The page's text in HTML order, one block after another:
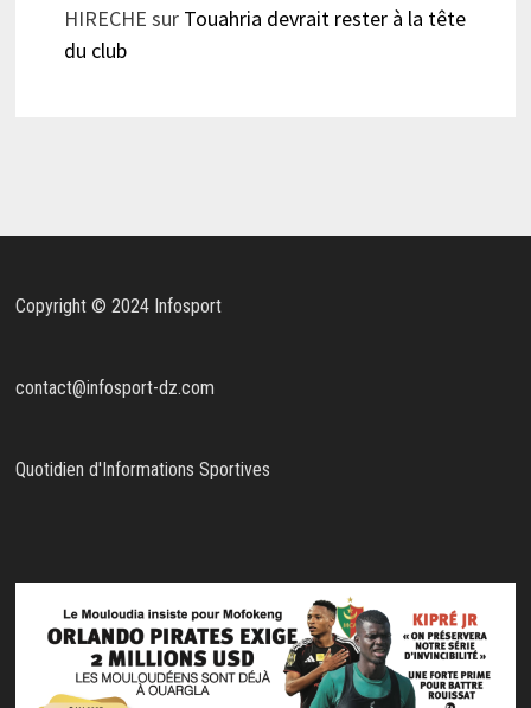
HIRECHE sur Touahria devrait rester à la tête
du club
Copyright © 2024 Infosport
contact@infosport-dz.com
Quotidien d'Informations Sportives